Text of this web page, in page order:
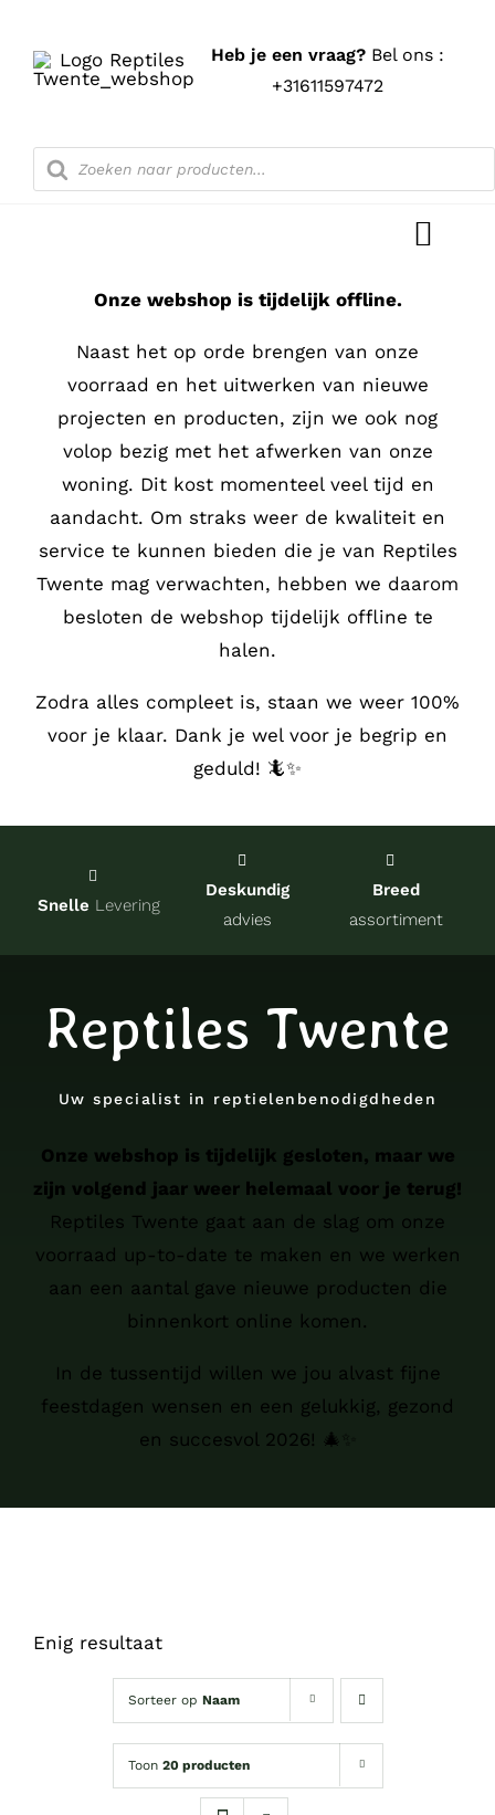
naar
inhoud
Producten
zoeken
Heb je een vraag? Bel ons :
+31611597472
Blog
Service
Contact
Onze webshop is tijdelijk offline.
Naast het op orde brengen van onze
voorraad en het uitwerken van nieuwe
projecten en producten, zijn we ook nog
volop bezig met het afwerken van onze
woning. Dit kost momenteel veel tijd en
aandacht. Om straks weer de kwaliteit en
service te kunnen bieden die je van Reptiles
Twente mag verwachten, hebben we daarom
besloten de webshop tijdelijk offline te
halen.
Zodra alles compleet is, staan we weer 100%
voor je klaar. Dank je wel voor je begrip en
geduld! 🦎✨
Snelle Levering
Deskundig
advies
Breed
assortiment
Reptiles Twente
Uw specialist in reptielenbenodigdheden
Onze webshop is tijdelijk gesloten, maar we
zijn volgend jaar weer helemaal voor je terug!
Reptiles Twente gaat aan de slag om onze
voorraad up-to-date te maken en we werken
aan een aantal gave nieuwe producten die
binnenkort online komen.
In de tussentijd willen we jou alvast fijne
feestdagen wensen en een gelukkig, gezond
en succesvol 2026! 🎄✨
Enig resultaat
Sorteer op Naam
Toon 20 producten